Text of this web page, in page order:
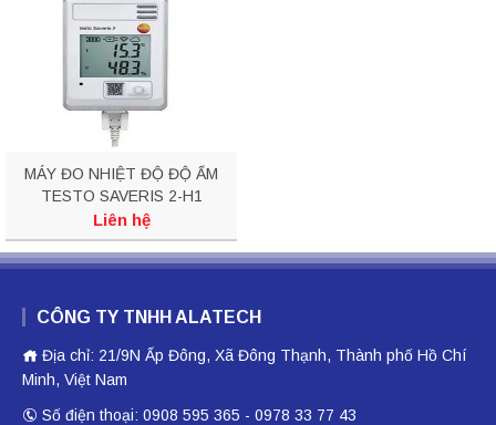
MÁY ĐO NHIỆT ĐỘ ĐỘ ẨM
TESTO SAVERIS 2-H1
Liên hệ
CÔNG TY TNHH ALATECH
Địa chỉ: 21/9N Ấp Đông, Xã Đông Thạnh, Thành phố Hồ Chí
Minh, Việt Nam
Số điện thoại: 0908 595 365 - 0978 33 77 43